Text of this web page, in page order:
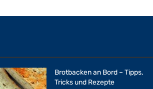
Brotbacken an Bord – Tipps,
Tricks und Rezepte